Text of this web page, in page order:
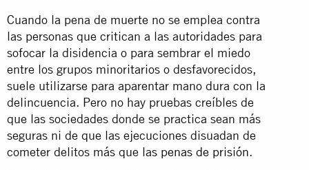
Cuando la pena de muerte no se emplea contra
las personas que critican a las autoridades para
sofocar la disidencia o para sembrar el miedo
entre los grupos minoritarios o desfavorecidos,
suele utilizarse para aparentar mano dura con la
delincuencia. Pero no hay pruebas creíbles de
que las sociedades donde se practica sean más
seguras ni de que las ejecuciones disuadan de
cometer delitos más que las penas de prisión.